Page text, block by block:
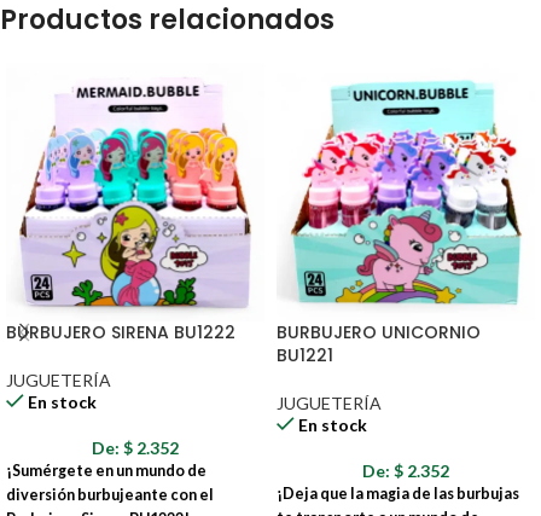
Productos relacionados
BURBUJERO SIRENA BU1222
JUGUETERÍA
En stock
De: $ 2.352
¡Sumérgete en un mundo de
diversión burbujeante con el
BURBUJERO UNICORNIO
BU1221
JUGUETERÍA
En stock
De: $ 2.352
¡Deja que la magia de las burbujas